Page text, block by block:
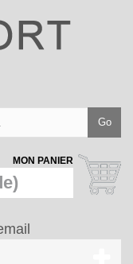
Go
MON PANIER